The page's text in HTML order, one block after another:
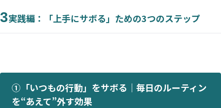
3実践編：「上手にサボる」ための3つのステップ
①「いつもの行動」をサボる｜毎日のルーティン
を“あえて”外す効果